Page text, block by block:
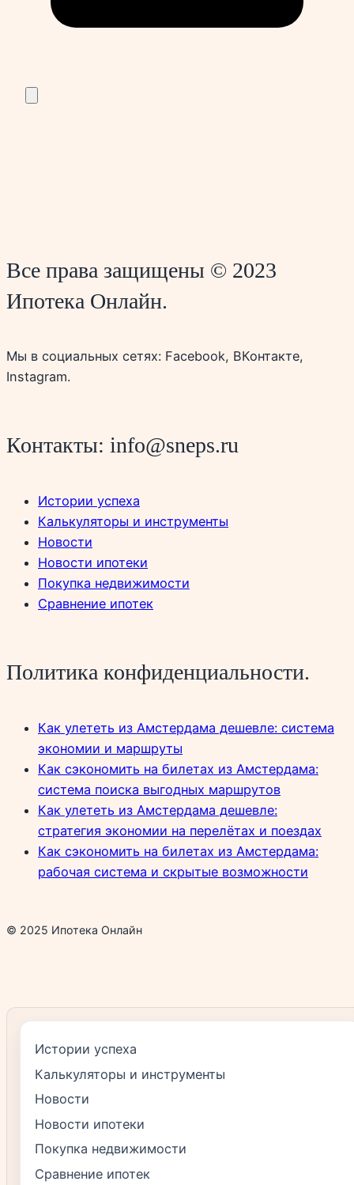
Все права защищены © 2023
Ипотека Онлайн.
Мы в социальных сетях: Facebook, ВКонтакте,
Instagram.
Контакты: info@sneps.ru
Истории успеха
Калькуляторы и инструменты
Новости
Новости ипотеки
Покупка недвижимости
Сравнение ипотек
Политика конфиденциальности.
Как улететь из Амстердама дешевле: система
экономии и маршруты
Как сэкономить на билетах из Амстердама:
система поиска выгодных маршрутов
Как улететь из Амстердама дешевле:
стратегия экономии на перелётах и поездах
Как сэкономить на билетах из Амстердама:
рабочая система и скрытые возможности
© 2025 Ипотека Онлайн
Истории успеха
Калькуляторы и инструменты
Новости
Новости ипотеки
Покупка недвижимости
Сравнение ипотек